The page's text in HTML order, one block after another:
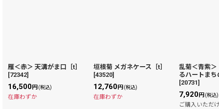
雁＜赤＞ 天溝がま口［t］
[72342]
16,500円 (税込)
在庫わずか
垣根菊 メガネケース［t］
[43520]
12,760円 (税込)
在庫わずか
乱菊＜青紫＞
るハートま
[20731]
7,920円 (税込)
ご購入いただ